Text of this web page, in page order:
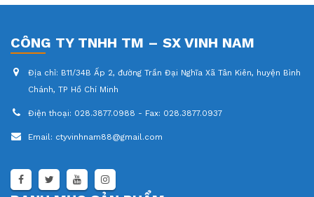
CÔNG TY TNHH TM – SX VINH NAM
Địa chỉ: B11/34B Ấp 2, đường Trần Đại Nghĩa Xã Tân Kiên, huyện Bình
Chánh, TP Hồ Chí Minh
Điện thoại: 028.3877.0988 - Fax: 028.3877.0937
Email: ctyvinhnam88@gmail.com